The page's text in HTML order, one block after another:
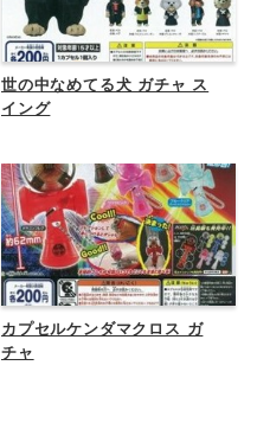
世の中なめてる犬 ガチャ ス
イング
カプセルケンダマクロス ガ
チャ